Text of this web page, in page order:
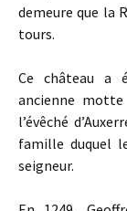
demeure que la
tours.
Ce château a
ancienne
l’évêché
famille duquel
seigneur.